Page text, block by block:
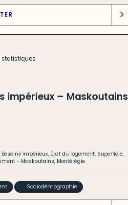
statistiques
impérieux – Maskoutains
Besoins impérieux, État du logement, Superficie,
- Maskoutains, Montérégie
Sociodémographie